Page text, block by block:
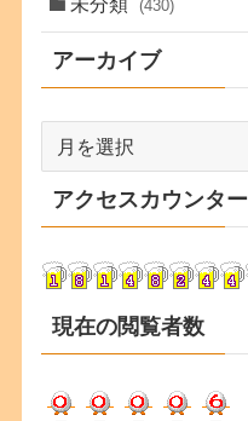
(430)
アーカイブ
カ
イ
アクセスカウンター
現在の閲覧者数